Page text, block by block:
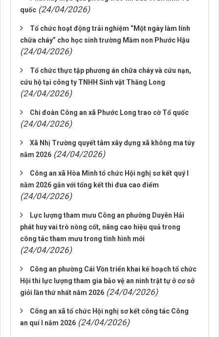
quốc (24/04/2026)
Tổ chức hoạt động trải nghiệm “Một ngày làm lính
chữa cháy” cho học sinh trường Mầm non Phước Hậu
(24/04/2026)
Tổ chức thực tập phương án chữa cháy và cứu nạn,
cứu hộ tại công ty TNHH Sinh vật Thăng Long
(24/04/2026)
Chi đoàn Công an xã Phước Long trao cờ Tổ quốc
(24/04/2026)
Xã Nhị Trường quyết tâm xây dựng xã không ma túy
năm 2026 (24/04/2026)
Công an xã Hòa Minh tổ chức Hội nghị sơ kết quý I
năm 2026 gắn với tổng kết thi đua cao điểm
(24/04/2026)
Lực lượng tham mưu Công an phường Duyên Hải
phát huy vai trò nòng cốt, nâng cao hiệu quả trong
công tác tham mưu trong tình hình mới
(24/04/2026)
Công an phường Cái Vồn triển khai kế hoạch tổ chức
Hội thi lực lượng tham gia bảo vệ an ninh trật tự ở cơ sở
giỏi lần thứ nhất năm 2026 (24/04/2026)
Công an xã tổ chức Hội nghị sơ kết công tác Công
an quí I năm 2026 (24/04/2026)